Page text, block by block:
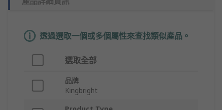
透過選取一個或多個屬性來查找類似產品。
選取全部
品牌
Kingbright